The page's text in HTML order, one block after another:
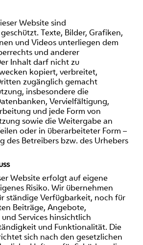
Website sind
Texte, Bilder, Grafiken,
und Videos unterliegen dem
und anderer
Inhalt darf nicht zu
kopiert, verbreitet,
zugänglich gemacht
insbesondere die
Vervielfältigung,
und jede Form von
sowie die Weitergabe an
oder in überarbeiteter Form –
des Betreibers bzw. des Urhebers
Website erfolgt auf eigene
Risiko. Wir übernehmen
ständige Verfügbarkeit, noch für
Beiträge, Angebote,
Services hinsichtlich
und Funktionalität. Die
sich nach den gesetzlichen